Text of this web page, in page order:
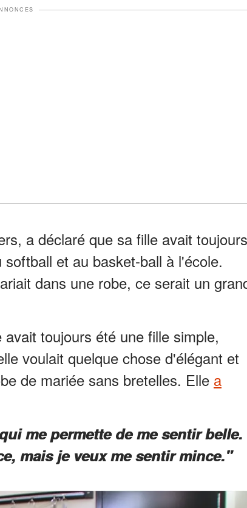
a déclaré que sa fille avait toujours
et au basket-ball à l'école.
dans une robe, ce serait un
toujours été une fille simple,
voulait quelque chose d'élégant et
de mariée sans bretelles. Elle a
me permette de me sentir belle.
mais je veux me sentir mince."